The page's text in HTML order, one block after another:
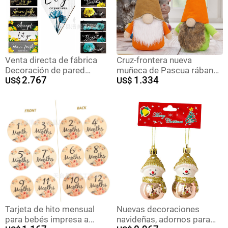
Venta directa de fábrica
Decoración de pared
Decoración de restaurante
Pintura colgante de madera
Primavera Inspiradora Lista
de madera
US$2.767
Cruz-frontera nueva
muñeca de Pascua rábano
conejo sombrero lindo
Accesorios Para el hogar
decoraciones de
vacaciones
US$ 1.334
Tarjeta de hito mensual
para bebés impresa a
Nuevas decoraciones
navideñas, adornos para